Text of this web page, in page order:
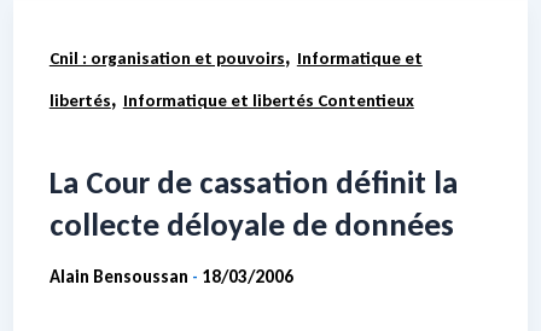
Cnil : organisation et pouvoirs, Informatique et
libertés, Informatique et libertés Contentieux
La Cour de cassation définit la
collecte déloyale de données
Alain Bensoussan - 18/03/2006